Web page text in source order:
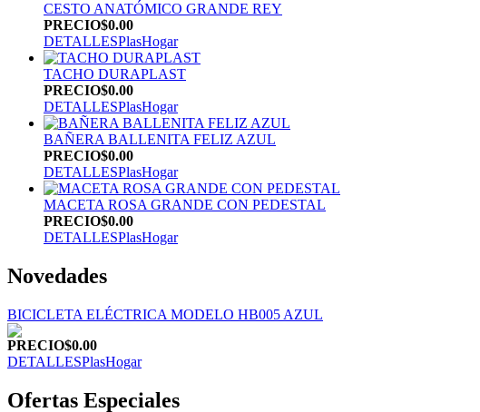
CESTO ANATÓMICO GRANDE REY
PRECIO$0.00
DETALLESPlasHogar
TACHO DURAPLAST
PRECIO$0.00
DETALLESPlasHogar
BAÑERA BALLENITA FELIZ AZUL
PRECIO$0.00
DETALLESPlasHogar
MACETA ROSA GRANDE CON PEDESTAL
PRECIO$0.00
DETALLESPlasHogar
Novedades
BICICLETA ELÉCTRICA MODELO HB005 AZUL
PRECIO$0.00
DETALLESPlasHogar
Ofertas Especiales